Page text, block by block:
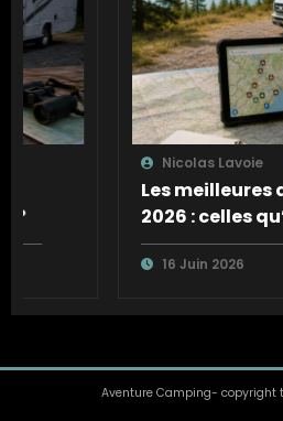
Nicolas Lavoie 0
Les meilleures
2026 : celles qu’on
16 Juin 2026
Aventure Camping- copyright